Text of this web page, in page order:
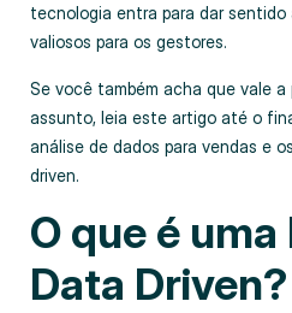
tecnologia entra para dar
valiosos para os gestores.
Se você também acha que vale a
assunto, leia este artigo até o
análise de dados para vendas e
driven.
O que é
Data Driven?